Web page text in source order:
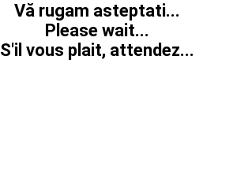
Vă rugam asteptati...
Please wait...
S'il vous plait, attendez...